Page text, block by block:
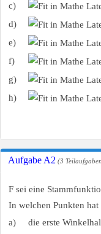
c)
d)
e)
f)
g)
h)
Aufgabe A2 (3
F sei eine
In welchen Punkten hat
a)
die erste